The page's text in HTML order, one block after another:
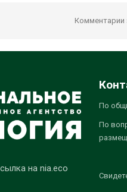
на nia.eco
По
По